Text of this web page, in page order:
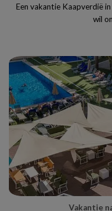
Een vakantie Kaapverdië
wil
Vakantie